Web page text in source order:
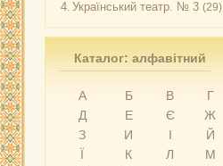
4. Український театр. № 3 (29)
Каталог: алфавітний
А Б В
Г
Д
Е Є
Ж
З
И І
Й
Ї
К Л
М